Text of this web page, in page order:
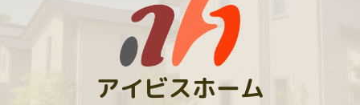
アイビスホーム